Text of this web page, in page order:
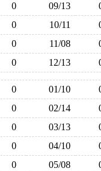
0 09/13
0 10/11
0 11/08
0 12/13
0 01/10
0 02/14
0 03/13
0 04/10
0 05/08